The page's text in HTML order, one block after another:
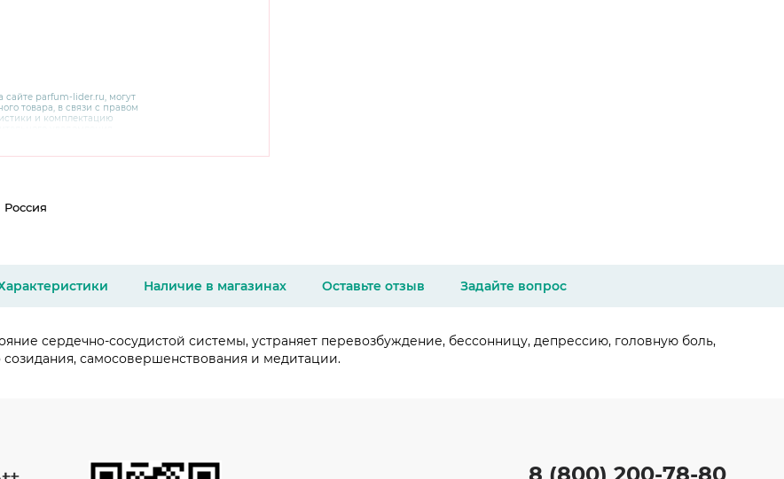
сайте parfum-lider.ru, могут
товара, в связи с правом
и комплектацию
Россия
Наличие в магазинах Оставьте отзыв Задайте вопрос
сердечно-сосудистой системы, устраняет перевозбуждение, бессонницу, депрессию, головную боль,
самосовершенствования и медитации.